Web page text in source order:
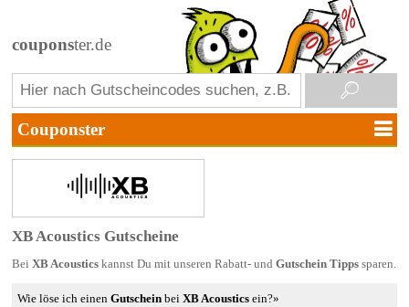
couponster.de
XB Acoustics Gutscheine
Bei XB Acousticskannst Du mit unseren Rabatt- und Gutschein Tippssparen.
Wie löse ich einenGutschein beiXB Acoustics ein?»